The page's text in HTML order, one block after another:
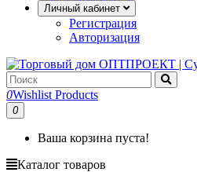
Личный кабинет
Регистрация
Авторизация
0Wishlist Products
0
Ваша корзина пуста!
Каталог товаров